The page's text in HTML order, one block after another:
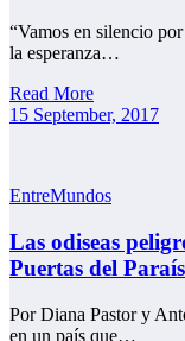
“Vamos en silencio
la esperanza…
Read More
15 September, 2017
EntreMundos
Las odiseas
Puertas del
Por Diana Pastor y
en un país que…